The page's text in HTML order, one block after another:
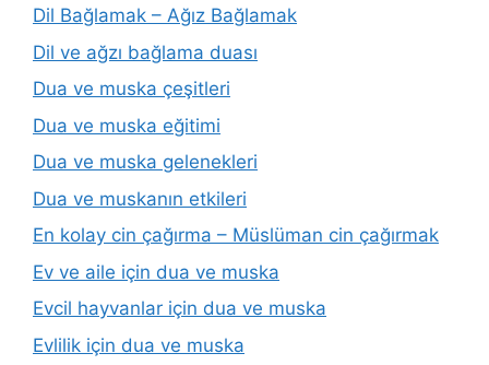
Dil Bağlamak – Ağız Bağlamak
Dil ve ağzı bağlama duası
Dua ve muska çeşitleri
Dua ve muska eğitimi
Dua ve muska gelenekleri
Dua ve muskanın etkileri
En kolay cin çağırma – Müslüman cin çağırmak
Ev ve aile için dua ve muska
Evcil hayvanlar için dua ve muska
Evlilik için dua ve muska